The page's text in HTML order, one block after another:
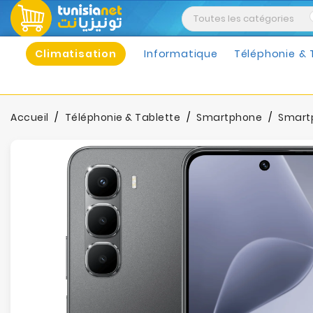
Climatisation Informatique Téléphonie &
Accueil Téléphonie & Tablette Smartphone